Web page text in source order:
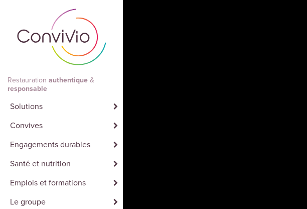
Restauration authentique &
responsable
Solutions
Convives
Engagements durables
Santé et nutrition
Emplois et formations
Le groupe